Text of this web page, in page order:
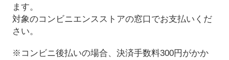
ます。
対象のコンビニエンスストアの窓口でお支払いくだ
さい。
※コンビニ後払いの場合、決済手数料300円がかか